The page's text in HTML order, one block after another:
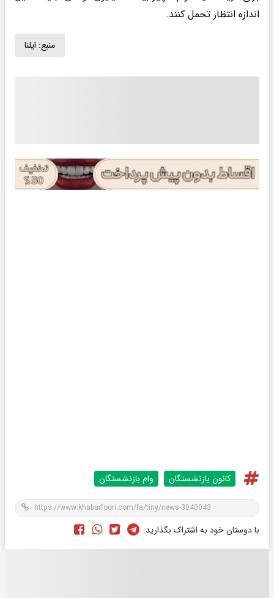
اندازه انتظار تحمل کنند.
منبع: ایلنا
کانون بازنشستگان وام بازنشستگان
با دوستان خود به اشتراک بگذارید: